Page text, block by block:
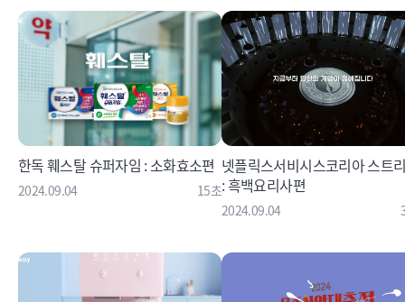
한독 훼스탈 슈퍼자임 : 소화효소편
2024.09.04 15초
넷플릭스서비시스코리아 스트
: 흑백요리사편
2024.09.04